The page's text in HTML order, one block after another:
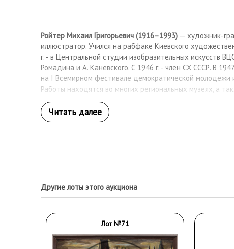
Ройтер Михаил Григорьевич (1916–1993) — художник-
иллюстратор. Учился на рабфаке Киевского
г. - в Центральной студии изобразительных искусств
Ромадина и А. Каневского. С 1946 г. - член СХ СССР. В
на I Всемирном фестивале демократической молодежи
Работы находятся во многих региональных музеях, а
Другие лоты этого аукциона
Лот №71